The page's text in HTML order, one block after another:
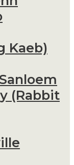
Kaeb)
(Rabbit